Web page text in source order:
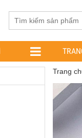
Trang